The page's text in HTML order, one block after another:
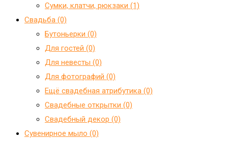
Сумки, клатчи, рюкзаки (1)
Свадьба (0)
Бутоньерки (0)
Для гостей (0)
Для невесты (0)
Для фотографий (0)
Ещё свадебная атрибутика (0)
Свадебные открытки (0)
Свадебный декор (0)
Сувенирное мыло (0)